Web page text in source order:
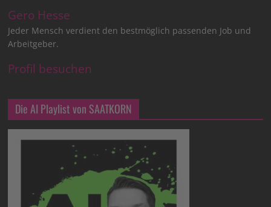
Gero Hesse
Jeder Mensch verdient den bestmöglich passenden Job und
Arbeitgeber.
Profil besuchen
Die AI Playlist von SAATKORN